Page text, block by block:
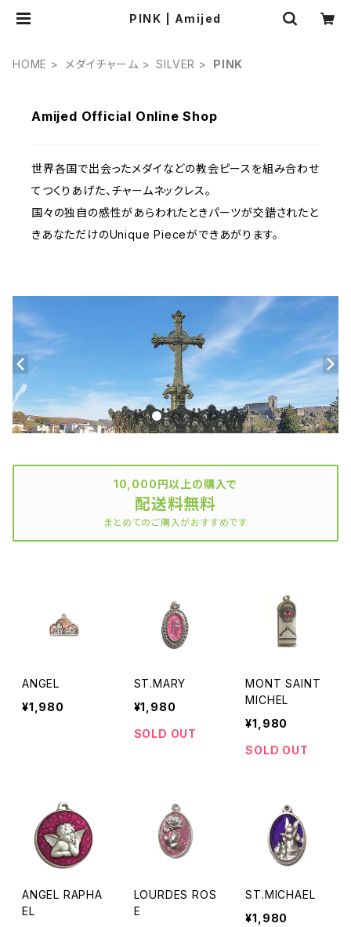
PINK | Amijed
HOME メダイチャーム SILVER PINK
Amijed Official Online Shop
世界各国で出会ったメダイなどの教会ピースを組み合わせ
てつくりあげた、チャームネックレス。
国々の独自の感性があらわれたときパーツが交錯されたと
きあなただけのUnique Pieceができあがります。
10,000円以上の購入で
配送料無料
まとめてのご購入がおすすめです
ANGEL
¥1,980
ST.MARY
¥1,980
SOLD OUT
MONT SAINT
MICHEL
¥1,980
SOLD OUT
ANGEL RAPHA
EL
LOURDES ROS
E
ST.MICHAEL
¥1,980